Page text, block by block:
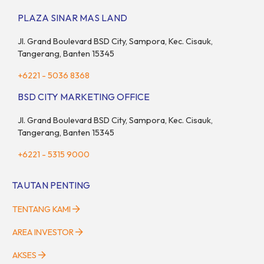
Fenomena urban ini kian marak di kota-kota besar, termasuk di
PLAZA SINAR MAS LAND
Jl. Grand Boulevard BSD City, Sampora, Kec. Cisauk,
Tangerang, Banten 15345
+6221 - 5036 8368
BSD CITY MARKETING OFFICE
Jl. Grand Boulevard BSD City, Sampora, Kec. Cisauk,
Tangerang, Banten 15345
+6221 - 5315 9000
TAUTAN PENTING
TENTANG KAMI
AREA INVESTOR
AKSES